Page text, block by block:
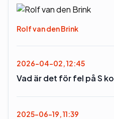
Rolf van den Brink
2026-04-02, 12:45
Vad är det för fel på S
2025-06-19, 11:39